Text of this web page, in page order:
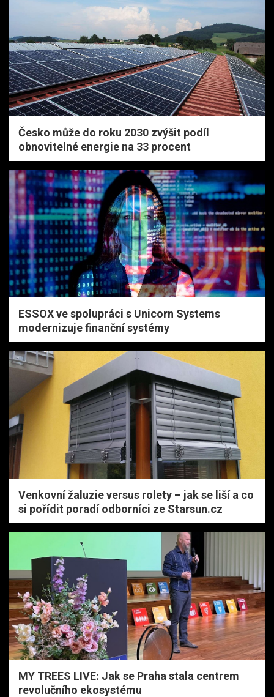
Česko může do roku 2030 zvýšit podíl
obnovitelné energie na 33 procent
ESSOX ve spolupráci s Unicorn Systems
modernizuje finanční systémy
Venkovní žaluzie versus rolety – jak se liší a co
si pořídit poradí odborníci ze Starsun.cz
MY TREES LIVE: Jak se Praha stala centrem
revolučního ekosystému